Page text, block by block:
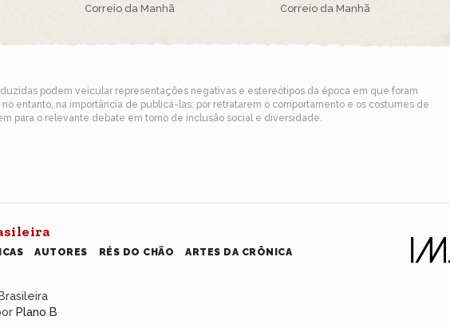
Correio da Manhã Correio da Manhã
podem veicular representações negativas e estereótipos da época em que foram
entanto, na importância de publicá-las: por retratarem o comportamento e os costumes de
para o relevante debate em torno de inclusão social e diversidade.
AUTORES RÉS DO CHÃO
ARTES DA CRÔNICA
Plano B